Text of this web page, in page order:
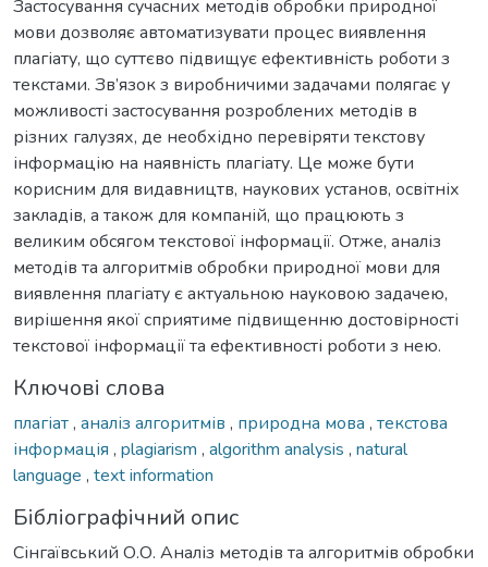
Застосування сучасних методів обробки природної
мови дозволяє автоматизувати процес виявлення
плагіату, що суттєво підвищує ефективність роботи з
текстами. Зв’язок з виробничими задачами полягає у
можливості застосування розроблених методів в
різних галузях, де необхідно перевіряти текстову
інформацію на наявність плагіату. Це може бути
корисним для видавництв, наукових установ, освітніх
закладів, а також для компаній, що працюють з
великим обсягом текстової інформації. Отже, аналіз
методів та алгоритмів обробки природної мови для
виявлення плагіату є актуальною науковою задачею,
вирішення якої сприятиме підвищенню достовірності
текстової інформації та ефективності роботи з нею.
Ключові слова
плагіат, аналіз алгоритмів , природна мова , текстова
інформація , plagiarism , algorithm analysis , natural
language , text information
Бібліографічний опис
Сінгаївський О.О. Аналіз методів та алгоритмів обробки